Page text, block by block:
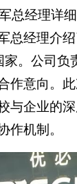
总经理详
经理介
。公司
意向。
企业的
作机制。